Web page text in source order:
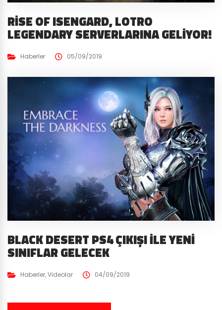
RISE OF ISENGARD, LOTRO
LEGENDARY SERVERLARINA GELIYOR!
Haberler 05/09/2019
BLACK DESERT PS4 ÇIKIŞI İLE YENI
SINIFLAR GELECEK
Haberler,Videolar 04/09/2019